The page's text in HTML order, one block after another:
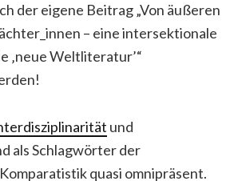
der eigene Beitrag „Von äußeren
– eine intersektionale
‚neue Weltliteratur’“
und
als Schlagwörter der
quasi omnipräsent.